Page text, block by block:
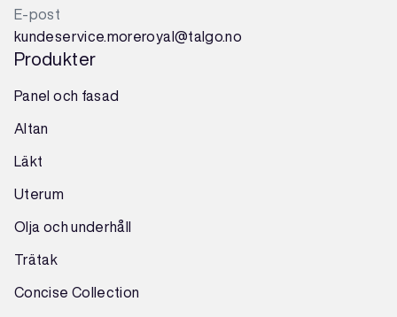
E-post
kundeservice.moreroyal@talgo.no
Produkter
Panel och fasad
Altan
Läkt
Uterum
Olja och underhåll
Trätak
Concise Collection